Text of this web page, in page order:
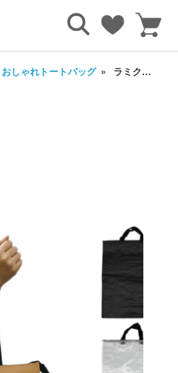
おしゃれトートバッグ ラミクロスバッグ L